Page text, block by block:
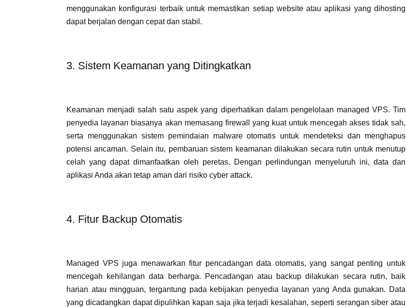
menggunakan konfigurasi terbaik untuk memastikan setiap website atau aplikasi yang dihosting
dapat berjalan dengan cepat dan stabil.
3. Sistem Keamanan yang Ditingkatkan
Keamanan menjadi salah satu aspek yang diperhatikan dalam pengelolaan managed VPS. Tim
penyedia layanan biasanya akan memasang firewall yang kuat untuk mencegah akses tidak sah,
serta menggunakan sistem pemindaian malware otomatis untuk mendeteksi dan menghapus
potensi ancaman. Selain itu, pembaruan sistem keamanan dilakukan secara rutin untuk menutup
celah yang dapat dimanfaatkan oleh peretas. Dengan perlindungan menyeluruh ini, data dan
aplikasi Anda akan tetap aman dari risiko cyber attack.
4. Fitur Backup Otomatis
Managed VPS juga menawarkan fitur pencadangan data otomatis, yang sangat penting untuk
mencegah kehilangan data berharga. Pencadangan atau backup dilakukan secara rutin, baik
harian atau mingguan, tergantung pada kebijakan penyedia layanan yang Anda gunakan. Data
yang dicadangkan dapat dipulihkan kapan saja jika terjadi kesalahan, seperti serangan siber atau